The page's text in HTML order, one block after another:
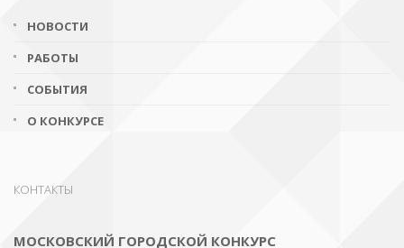
НОВОСТИ
РАБОТЫ
СОБЫТИЯ
О КОНКУРСЕ
КОНТАКТЫ
МОСКОВСКИЙ ГОРОДСКОЙ КОНКУРС